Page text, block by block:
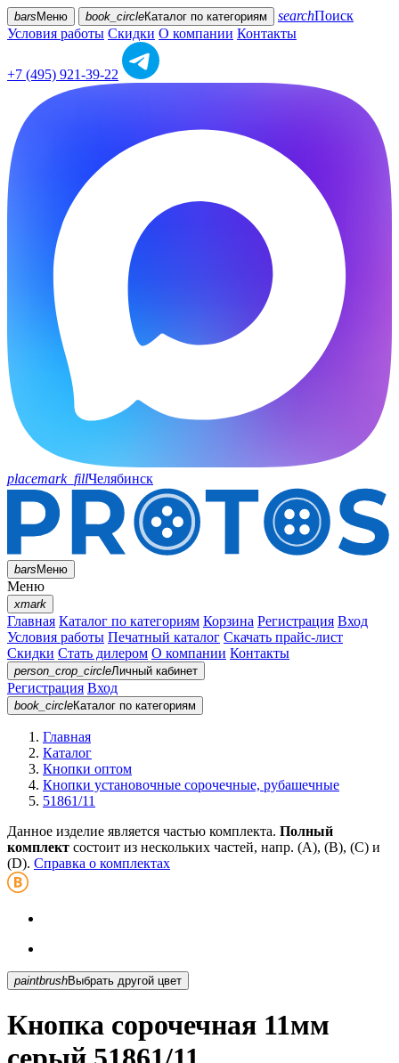
bars Меню book_circleКаталог по категориям searchПоиск
Условия работы Скидки О компании Контакты
+7 (495) 921-39-22
placemark_fillЧелябинск
barsМеню
Меню
xmark
Главная Каталог по категориям Корзина Регистрация Вход
Условия работы Печатный каталог Скачать прайс-лист
Скидки Стать дилером О компании Контакты
person_crop_circleЛичный кабинет
Регистрация Вход
book_circleКаталог по категориям
Главная
Каталог
Кнопки оптом
Кнопки установочные сорочечные, рубашечные
51861/11
Данное изделие является частью комплекта. Полный
комплект состоит из нескольких частей, напр. (А), (B), (С) и
(D). Справка о комплектах
paintbrush Выбрать другой цвет
Кнопка сорочечная 11мм